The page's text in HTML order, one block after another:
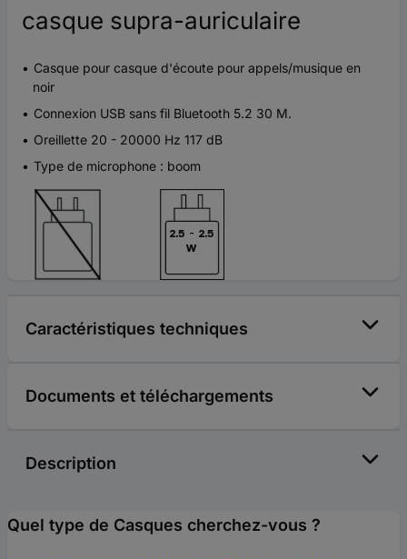
casque supra-auriculaire
Casque pour casque d'écoute pour appels/musique en
noir
Connexion USB sans fil Bluetooth 5.2 30 M.
Oreillette 20 - 20000 Hz 117 dB
Type de microphone : boom
Caractéristiques techniques
Documents et téléchargements
Description
Quel type de Casques cherchez-vous ?